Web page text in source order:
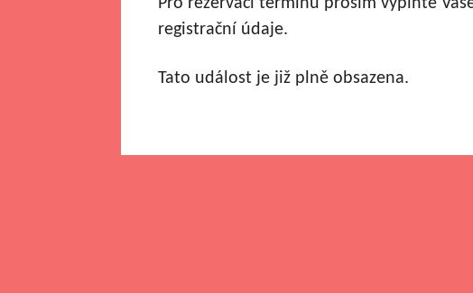
Pro rezervaci termínu prosím vyplňte
registrační údaje.
Tato událost je již plně obsazena.